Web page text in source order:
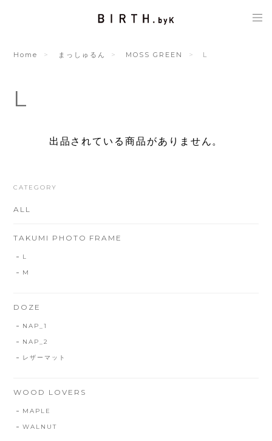
Home まっしゅるん MOSS GREEN L
L
出品されている商品がありません。
CATEGORY
ALL
TAKUMI PHOTO FRAME
L
M
DOZE
NAP_1
NAP_2
レザーマット
WOOD LOVERS
MAPLE
WALNUT